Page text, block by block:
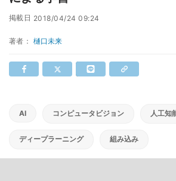
掲載日 2018/04/24 09:24
著者： 樋口未来
AI コンピュータビジョン 人工知
ディープラーニング 組み込み